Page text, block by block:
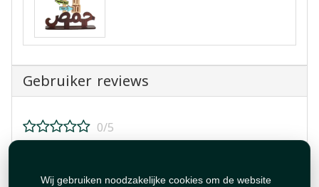
Wij gebruiken noodzakelijke cookies om de website
Gebruiker reviews
0/5